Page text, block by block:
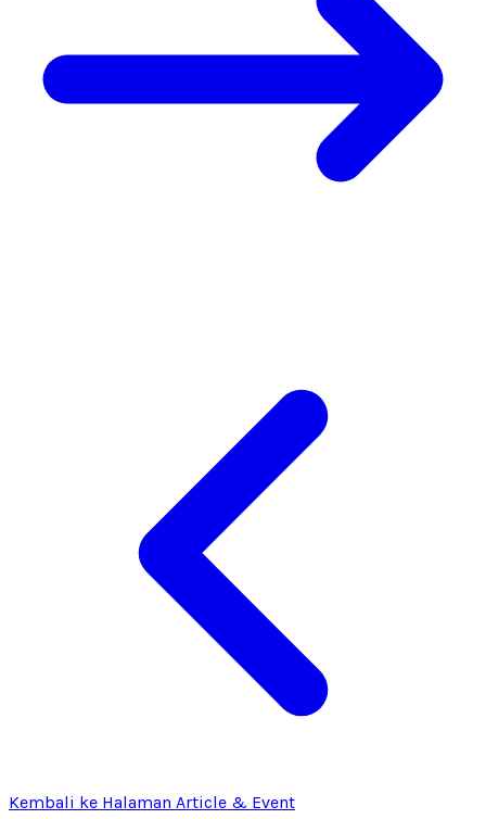
Kembali ke Halaman Article & Event